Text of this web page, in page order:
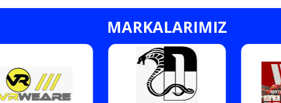
Gönder
MARKALARIMIZ